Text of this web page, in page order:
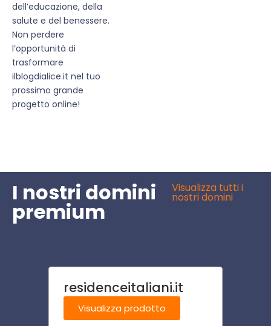
dell’educazione, della
salute e del benessere.
Non perdere
l’opportunità di
trasformare
ilblogdialice.it nel tuo
prossimo grande
progetto online!
I nostri domini
premium
Visualizza tutti i
nostri domini
residenceitaliani.it
Visualizza prodotto